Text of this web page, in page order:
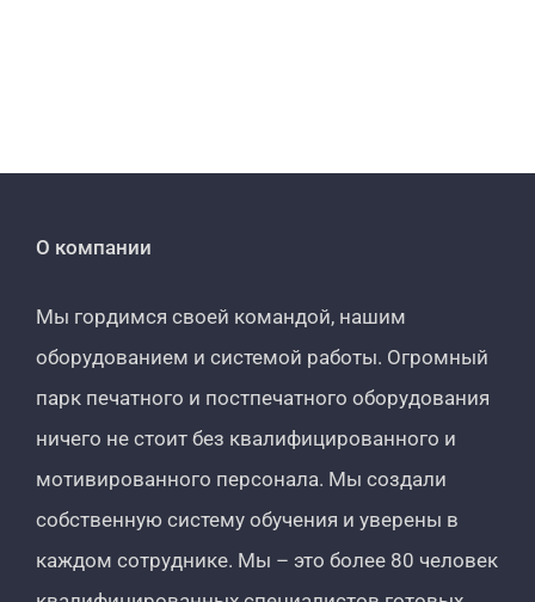
О компании
Мы гордимся своей командой, нашим
оборудованием и системой работы. Огромный
парк печатного и постпечатного оборудования
ничего не стоит без квалифицированного и
мотивированного персонала. Мы создали
собственную систему обучения и уверены в
каждом сотруднике. Мы – это более 80 человек